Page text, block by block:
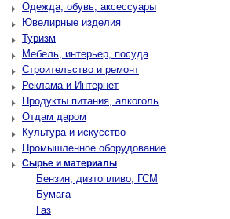
Одежда, обувь, аксессуары
Ювелирные изделия
Туризм
Мебель, интерьер, посуда
Строительство и ремонт
Реклама и Интернет
Продукты питания, алкоголь
Отдам даром
Культура и искусство
Промышленное оборудование
Сырье и материалы
Бензин, дизтопливо, ГСМ
Бумага
Газ